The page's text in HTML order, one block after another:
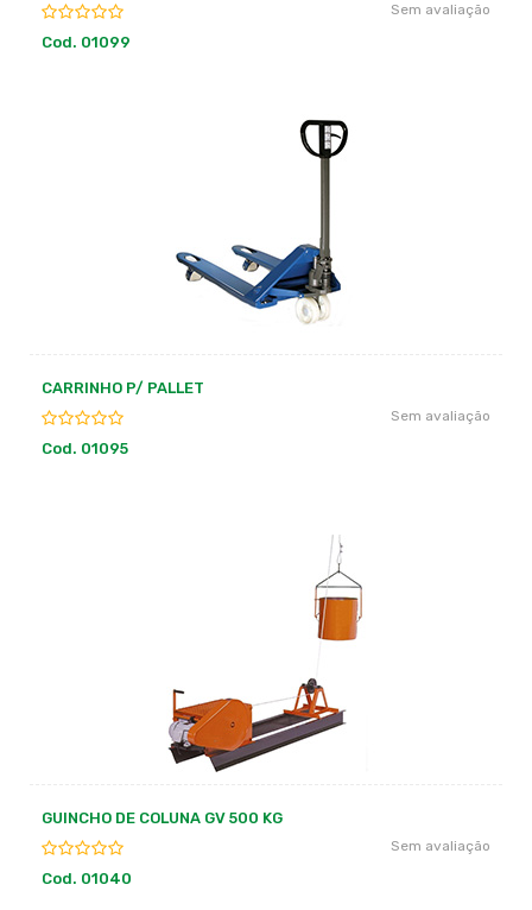
Sem avaliação
Cod. 01099
CARRINHO P/ PALLET
Sem avaliação
Cod. 01095
GUINCHO DE COLUNA GV 500 KG
Sem avaliação
Cod. 01040